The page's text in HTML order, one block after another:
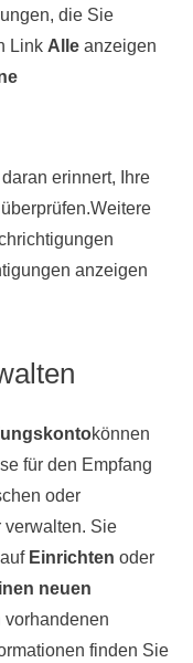
die Sie
Link Alle anzeigen
erinnert, Ihre
anzeigen
können
für den Empfang
oder
verwalten. Sie
Einrichten oder
neuen
vorhandenen
finden Sie